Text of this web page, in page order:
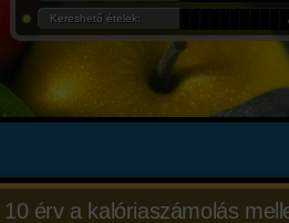
Kereshető ételek:
10 érv a kalóriaszámolás